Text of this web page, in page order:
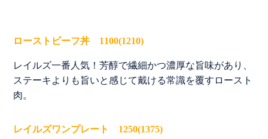
ローストビーフ丼 1100(1210)
レイルズ一番人気！芳醇で繊細かつ濃厚な旨味があり、
ステーキよりも旨いと感じて戴ける常識を覆すロースト
肉。
レイルズワンプレート 1250(1375)